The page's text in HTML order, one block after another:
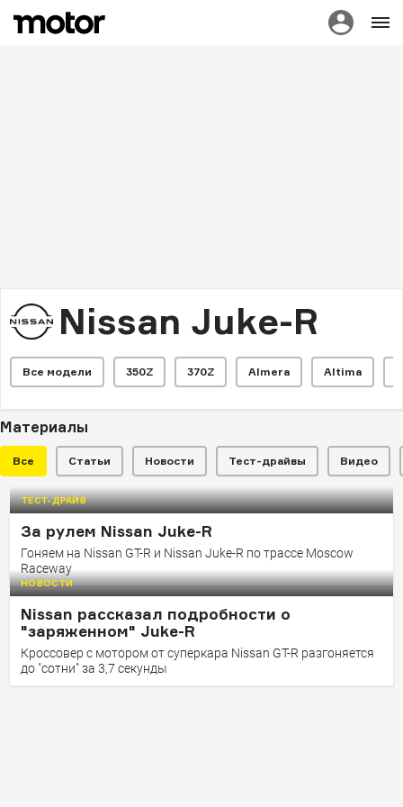
Nissan Juke-R
Все модели 350Z 370Z Almera Altima
Материалы
Все Статьи Новости Тест-драйвы Видео
Nissan оснастил кроссовер Juke
600-сильным двигателем
Juke с мотором от суперкара дебютирует на
фестивале скорости в Гудвуде
ТЕСТ-ДРАЙВ
За рулем Nissan Juke-R
Гоняем на Nissan GT-R и Nissan Juke-R по трассе Moscow
Raceway
НОВОСТИ
Nissan рассказал подробности о
"заряженном" Juke-R
Кроссовер с мотором от суперкара Nissan GT-R разгоняется
до "сотни" за 3,7 секунды